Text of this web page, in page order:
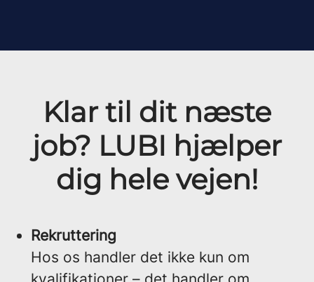
Klar til dit næste
job? LUBI hjælper
dig hele vejen!
Rekruttering
Hos os handler det ikke kun om